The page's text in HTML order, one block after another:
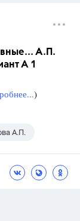
А.П.
А 1
)
А.П.